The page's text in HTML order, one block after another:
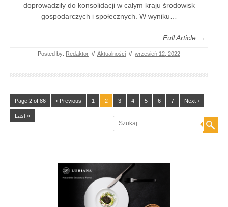
doprowadziły do konsolidacji w całym kraju środowisk
gospodarczych i społecznych. W wyniku…
Full Article →
Posted by: Redaktor // Aktualności // wrzesień 12, 2022
Page 2 of 86 ‹ Previous 1 2 3 4 5 6 7 Next ›
Last » Search